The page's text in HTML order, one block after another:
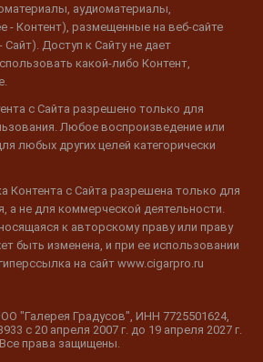
аудиоматериалы,
- Контент), размещенные на веб-сайте
Доступ к Сайту не дает
какой-либо Контент,
с Сайта разрешено только для
Любое воспроизведение или
любых других целей категорически
Контента с Сайта разрешена только для
а не для коммерческой деятельности.
к авторскому праву или праву
быть изменена, и при ее использовании
на сайт www.cigarpro.ru
"Галерея Градусов", ИНН 7725501624,
c 20 апреля 2007 г. до 19 апреля 2027 г.
Все права защищены.